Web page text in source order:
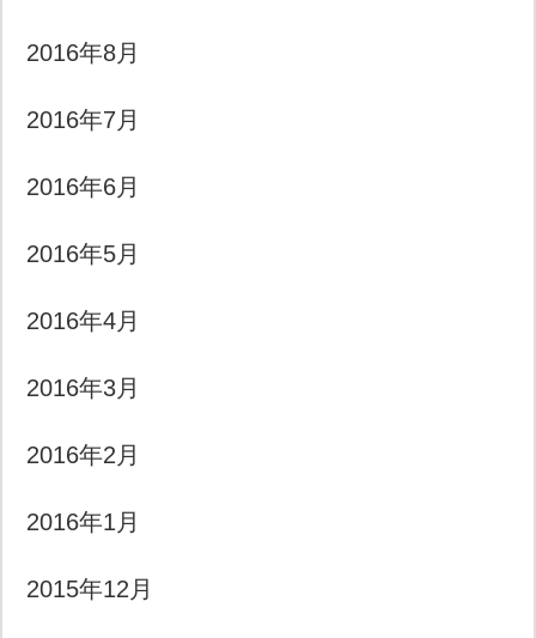
2016年8月
2016年7月
2016年6月
2016年5月
2016年4月
2016年3月
2016年2月
2016年1月
2015年12月